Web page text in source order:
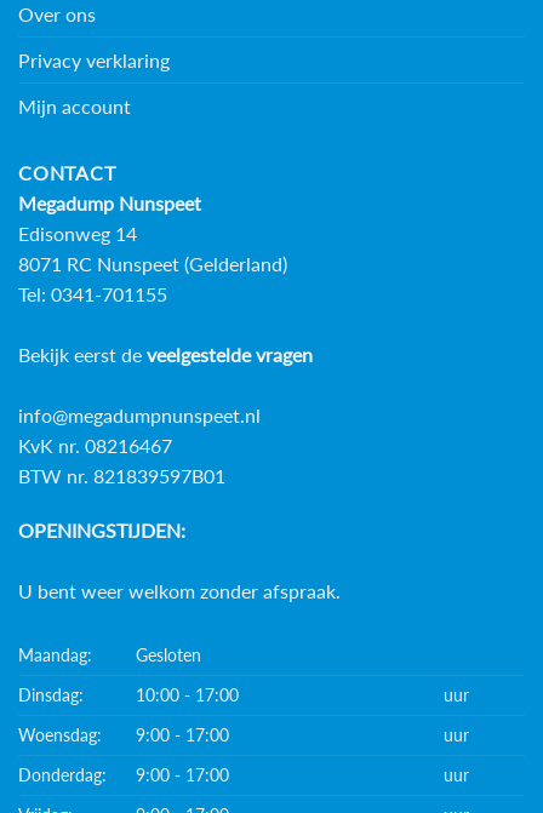
Over ons
Privacy verklaring
Mijn account
CONTACT
Megadump Nunspeet
Edisonweg 14
8071 RC Nunspeet (Gelderland)
Tel: 0341-701155
Bekijk eerst de veelgestelde vragen
info@megadumpnunspeet.nl
KvK nr. 08216467
BTW nr. 821839597B01
OPENINGSTIJDEN:
U bent weer welkom zonder afspraak.
Maandag:
Gesloten
Dinsdag:
10:00 - 17:00
uur
Woensdag:
9:00 - 17:00
uur
Donderdag:
9:00 - 17:00
uur